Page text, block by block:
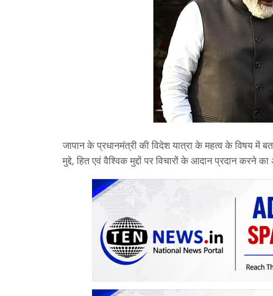
जापान के प्रधानमंत्री की विदेश यात्रा के महत्व के विषय में
मुद्दे, हित एवं वैश्विक मुद्दों पर विचारों के आदान प्रदान करने